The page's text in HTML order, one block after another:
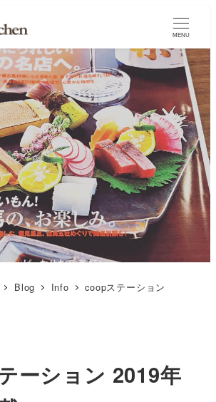
MENU
Blog Info
coopステーション
ーション 2019年